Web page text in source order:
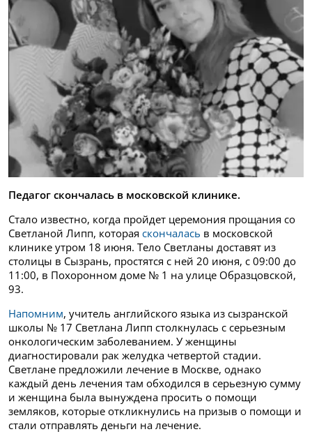
Педагог скончалась в московской клинике.
Стало известно, когда пройдет церемония прощания со
Светланой Липп, которая скончалась в московской
клинике утром 18 июня. Тело Светланы доставят из
столицы в Сызрань, простятся с ней 20 июня, с 09:00 до
11:00, в Похоронном доме № 1 на улице Образцовской,
93.
Напомним, учитель английского языка из сызранской
школы № 17 Светлана Липп столкнулась с серьезным
онкологическим заболеванием. У женщины
диагностировали рак желудка четвертой стадии.
Светлане предложили лечение в Москве, однако
каждый день лечения там обходился в серьезную сумму
и женщина была вынуждена просить о помощи
земляков, которые откликнулись на призыв о помощи и
стали отправлять деньги на лечение.